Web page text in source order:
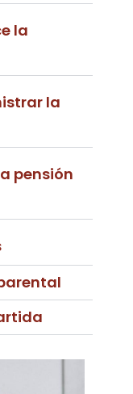
la
la
pensión